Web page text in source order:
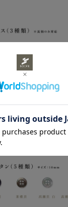
樹脂ボタン(10mm)8